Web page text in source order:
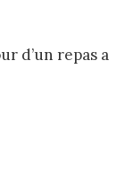
d’un repas a